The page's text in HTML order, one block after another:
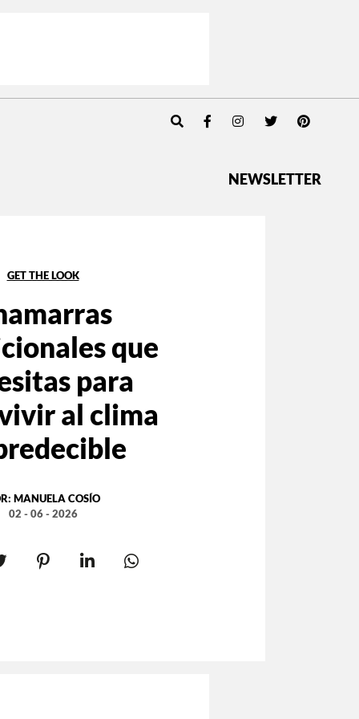
NEWSLETTER
GET THE LOOK
que
para
al clima
MANUELA COSÍO
02 - 06 - 2026